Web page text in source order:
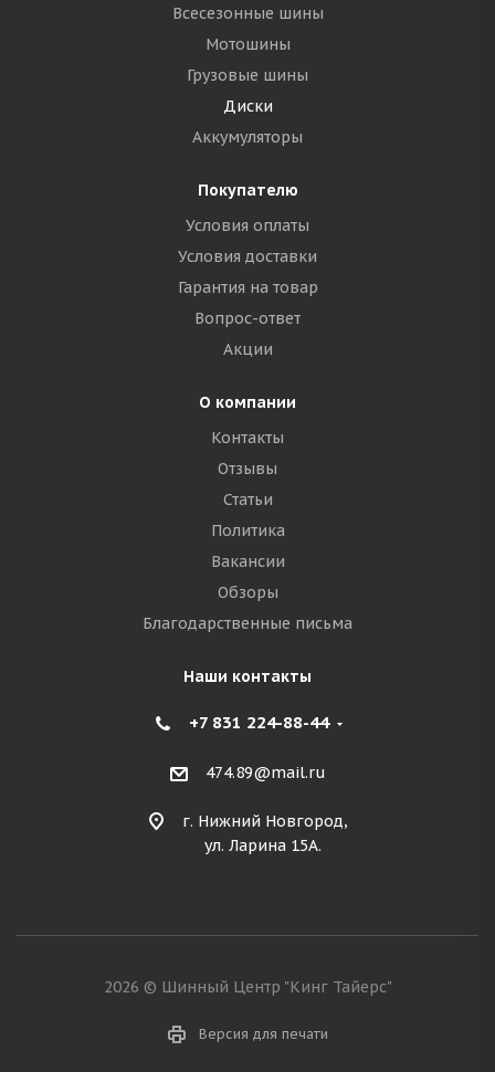
Всесезонные шины
Мотошины
Грузовые шины
Диски
Аккумуляторы
Покупателю
Условия оплаты
Условия доставки
Гарантия на товар
Вопрос-ответ
Акции
О компании
Контакты
Отзывы
Статьи
Политика
Вакансии
Обзоры
Благодарственные письма
Наши контакты
+7 831 224-88-44
474.89@mail.ru
г. Нижний Новгород,
ул. Ларина 15А.
2026 © Шинный Центр "Кинг Тайерс"
Версия для печати